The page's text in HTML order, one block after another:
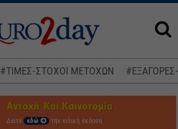
#ΤΙΜΕΣ-ΣΤΟΧΟΙ ΜΕΤΟΧΩΝ
Δείτε εδώ την ειδική έκδοση